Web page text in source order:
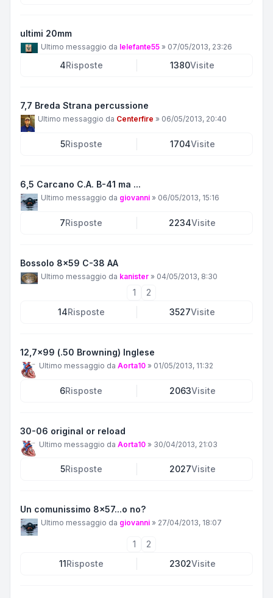
ultimi 20mm
Ultimo messaggio da lelefante55 » 07/05/2013, 23:26
4Risposte 1380Visite
7,7 Breda Strana percussione
Ultimo messaggio da Centerfire » 06/05/2013, 20:40
5Risposte 1704Visite
6,5 Carcano C.A. B-41 ma ...
Ultimo messaggio da giovanni » 06/05/2013, 15:16
7Risposte 2234Visite
Bossolo 8x59 C-38 AA
Ultimo messaggio da kanister » 04/05/2013, 8:30
1
2
14Risposte 3527Visite
12,7x99 (.50 Browning) Inglese
Ultimo messaggio da Aorta10 » 01/05/2013, 11:32
6Risposte 2063Visite
30-06 original or reload
Ultimo messaggio da Aorta10 » 30/04/2013, 21:03
5Risposte 2027Visite
Un comunissimo 8x57...o no?
Ultimo messaggio da giovanni » 27/04/2013, 18:07
1
2
11Risposte 2302Visite